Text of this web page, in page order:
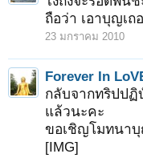
ถือว่า เอาบุญเ
23 มกราคม 2010
Forever In
กลับจากทริปป
แล้วนะคะ
ขอเชิญโมทนา
[IMG]